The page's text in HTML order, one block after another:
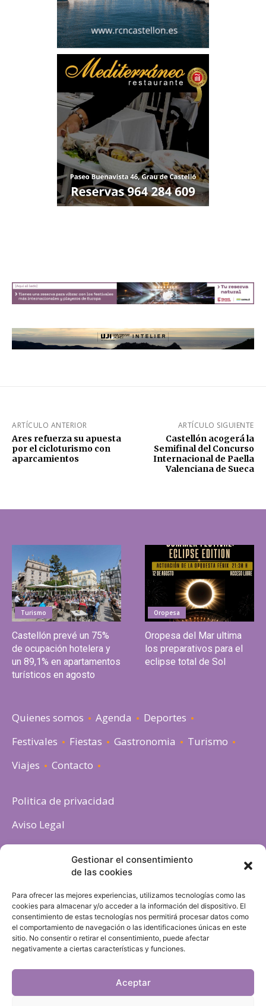
Gestionar el consentimiento
de las cookies
Para ofrecer las mejores experiencias, utilizamos tecnologías como las
cookies para almacenar y/o acceder a la información del dispositivo. El
consentimiento de estas tecnologías nos permitirá procesar datos como
el comportamiento de navegación o las identificaciones únicas en este
sitio. No consentir o retirar el consentimiento, puede afectar
negativamente a ciertas características y funciones.
Aceptar
ARTÍCULO ANTERIOR
Ares refuerza su apuesta
por el cicloturismo con
aparcamientos
ARTÍCULO SIGUIENTE
Castellón acogerá la
Semifinal del Concurso
Internacional de Paella
Valenciana de Sueca
Turismo
Castellón prevé un 75%
de ocupación hotelera y
un 89,1% en apartamentos
turísticos en agosto
Oropesa
Oropesa del Mar ultima
los preparativos para el
eclipse total de Sol
Quienes somos Agenda
Deportes
Festivales
Fiestas Gastronomia
Turismo
Viajes
Contacto
Politica de privacidad
Aviso Legal
Política de cookies